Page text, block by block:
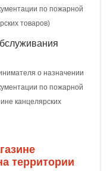
по пожарной
товаров)
о назначении
по пожарной
канцелярских
территории